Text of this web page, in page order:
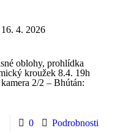
16. 4. 2026
oblohy, prohlídka
kroužek 8.4. 19h
2/2 – Bhútán:
0 Podrobnosti